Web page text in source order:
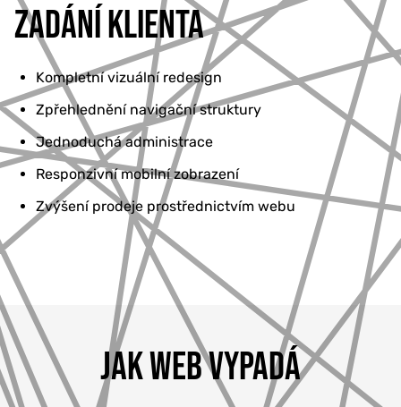
ZADÁNÍ KLIENTA
Kompletní vizuální redesign
Zpřehlednění navigační struktury
Jednoduchá administrace
Responzivní mobilní zobrazení
Zvýšení prodeje prostřednictvím webu
JAK WEB VYPADÁ